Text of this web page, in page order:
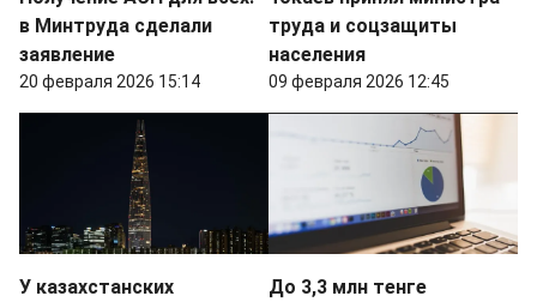
в Минтруда сделали
заявление
20 февраля 2026 15:14
труда и соцзащиты
населения
09 февраля 2026 12:45
У казахстанских
До 3,3 млн тенге